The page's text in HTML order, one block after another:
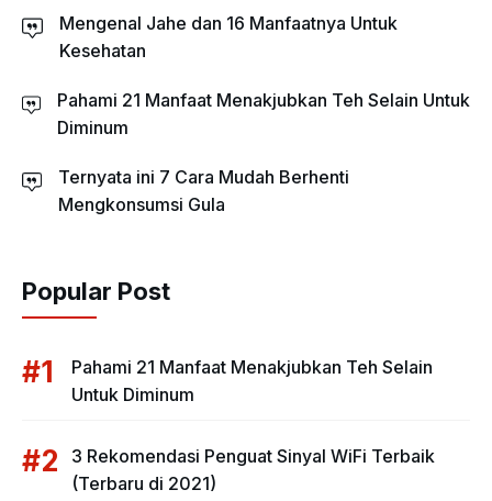
Mengenal Jahe dan 16 Manfaatnya Untuk
Kesehatan
Pahami 21 Manfaat Menakjubkan Teh Selain Untuk
Diminum
Ternyata ini 7 Cara Mudah Berhenti
Mengkonsumsi Gula
Popular Post
Pahami 21 Manfaat Menakjubkan Teh Selain
Untuk Diminum
3 Rekomendasi Penguat Sinyal WiFi Terbaik
(Terbaru di 2021)